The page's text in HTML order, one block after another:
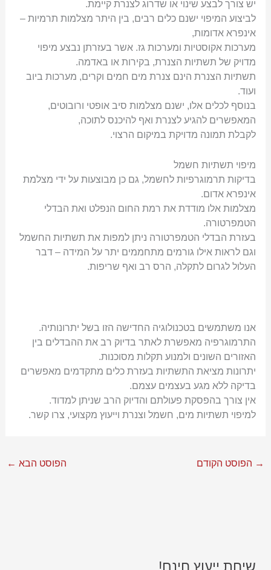
יש צורך לבצע שינוי או שדרוג לצנרת קיימת.
לביצוע המיפוי ישנם כלים רבים, בין היתר מצלמות תרמיות –
אינפרא אדומות,
מערכות אקוסטיות ומערכות גז. אשר בעזרתן נבצע מיפוי
מדויק של תשתיות הצנרת, בקירות או באדמה.
תשתיות הצנרת הינם צנרת מים חמים וקרים, מערכות ביוב
ועוד.
בנוסף לכלים אלו, ישנם מצלמות סיב אופטי ורובוטים,
המאפשרים להגיע לצנרת ואף להיכנס לתוכה,
לקבלת תמונה מדויקת במיקום הרצוי.
מיפוי תשתיות חשמל
בדיקות תרמוגרפיות לחשמל, גם כן מבוצעות על ידי מצלמת
אינפרא אדום.
מצלמות אלו מודדת את רמת החום הנפלט ואת הבדלי
הטמפרטורה.
בעזרת הבדלי הטמפרטורה ניתן למפות את תשתיות החשמל
וגם לראות אילו גורמים מתחממים יתר על המידה – דבר
העלול לגרום לתקלה, הרס רב ואף שריפות.
אנו משתמשים בטכנולוגיה החדישה הזו בשל יתרונותיה.
התרמוגרפיה מאפשרת לאתר בדיוק רב את ההבדלים בין
האזורים השונים ולמנוע תקלות מסוכנות.
יתרונות מציאת התשתיות בעזרת כלים מתקדמים מאפשרים
בדיקה ללא מגע בעצמים עצמם.
אין צורך בהפסקת פעולתם והדיוק הרב שניתן למדוד.
למיפוי תשתיות מים, חשמל וצנרת וייעוץ מקצועי, צרו קשר.
→ הפוסט הקודם הפוסט הבא ←
שיחת ייעוץ חינם!